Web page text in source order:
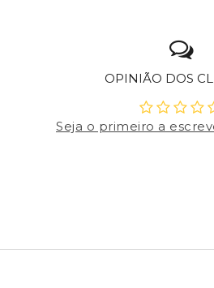
OPINIÃO DOS
Seja o primeiro a